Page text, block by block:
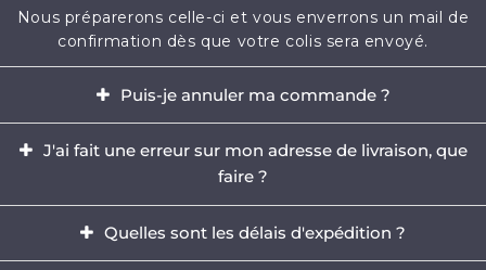
Nous préparerons celle-ci et vous enverrons un mail de
confirmation dès que votre colis sera envoyé.
Puis-je annuler ma commande ?
l'heure qui suit votre achat.
J'ai fait une erreur sur mon adresse de livraison, que
faire ?
heures qui suit votre achat. Si l'adresse indiquée pour la
livraison comporte une erreur, contactez-nous
Quelles sont les délais d'expédition ?